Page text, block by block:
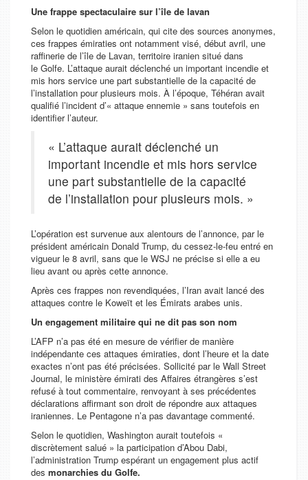
Une frappe spectaculaire sur l’île de lavan
Selon le quotidien américain, qui cite des sources anonymes,
ces frappes émiraties ont notamment visé, début avril, une
raffinerie de l’île de Lavan, territoire iranien situé dans
le Golfe. L’attaque aurait déclenché un important incendie et
mis hors service une part substantielle de la capacité de
l’installation pour plusieurs mois. À l’époque, Téhéran avait
qualifié l’incident d’« attaque ennemie » sans toutefois en
identifier l’auteur.
« L’attaque aurait déclenché un
important incendie et mis hors service
une part substantielle de la capacité
de l’installation pour plusieurs mois. »
L’opération est survenue aux alentours de l’annonce, par le
président américain Donald Trump, du cessez-le-feu entré en
vigueur le 8 avril, sans que le WSJ ne précise si elle a eu
lieu avant ou après cette annonce.
Après ces frappes non revendiquées, l’Iran avait lancé des
attaques contre le Koweït et les Émirats arabes unis.
Un engagement militaire qui ne dit pas son nom
L’AFP n’a pas été en mesure de vérifier de manière
indépendante ces attaques émiraties, dont l’heure et la date
exactes n’ont pas été précisées. Sollicité par le Wall Street
Journal, le ministère émirati des Affaires étrangères s’est
refusé à tout commentaire, renvoyant à ses précédentes
déclarations affirmant son droit de répondre aux attaques
iraniennes. Le Pentagone n’a pas davantage commenté.
Selon le quotidien, Washington aurait toutefois «
discrètement salué » la participation d’Abou Dabi,
l’administration Trump espérant un engagement plus actif
des monarchies du Golfe.